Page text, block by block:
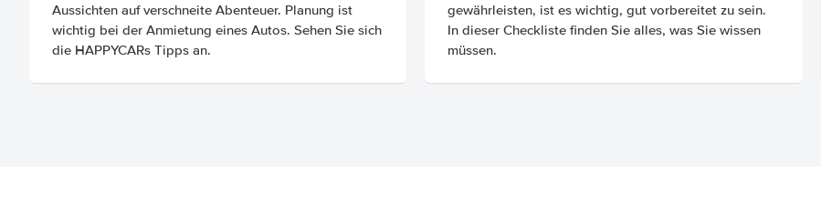
Aussichten auf verschneite Abenteuer. Planung ist
wichtig bei der Anmietung eines Autos. Sehen Sie sich
die HAPPYCARs Tipps an.
gewährleisten, ist es wichtig, gut vorbereitet zu sein.
In dieser Checkliste finden Sie alles, was Sie wissen
müssen.